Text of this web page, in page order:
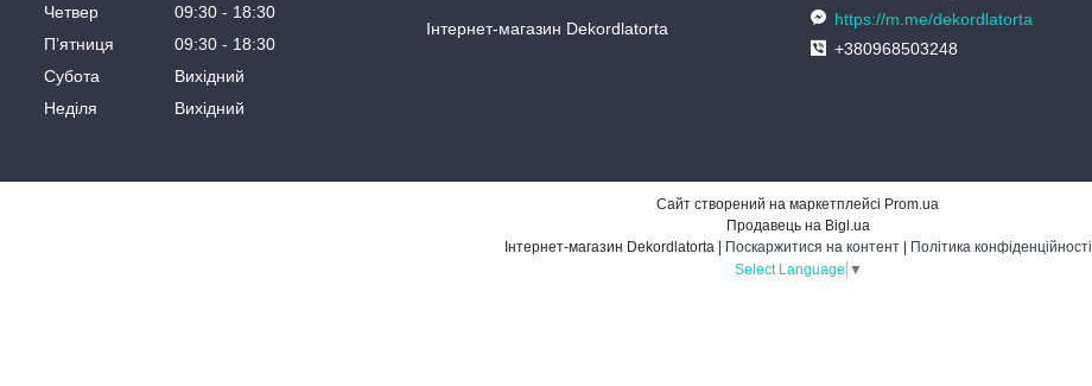
Четвер
09:30
18:30
Пʼятниця
09:30
18:30
Субота
Вихідний
Неділя
Вихідний
Інтернет-магазин Dekordlatorta
https://m.me/dekordlatorta
+380968503248
Сайт створений на маркетплейсі Prom.ua
Продавець на Bigl.ua
Поскаржитися на контент
Політика конфіденційності
Select Language ▼